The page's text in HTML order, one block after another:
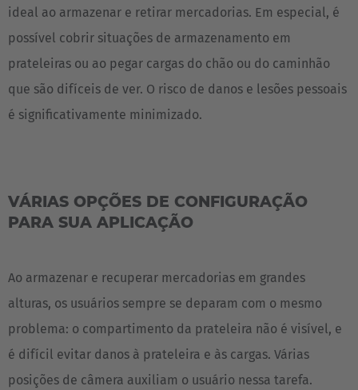
ideal ao armazenar e retirar mercadorias. Em especial, é
possível cobrir situações de armazenamento em
prateleiras ou ao pegar cargas do chão ou do caminhão
que são difíceis de ver. O risco de danos e lesões pessoais
é significativamente minimizado.
VÁRIAS OPÇÕES DE CONFIGURAÇÃO
PARA SUA APLICAÇÃO
Ao armazenar e recuperar mercadorias em grandes
alturas, os usuários sempre se deparam com o mesmo
problema: o compartimento da prateleira não é visível, e
é difícil evitar danos à prateleira e às cargas. Várias
posições de câmera auxiliam o usuário nessa tarefa.